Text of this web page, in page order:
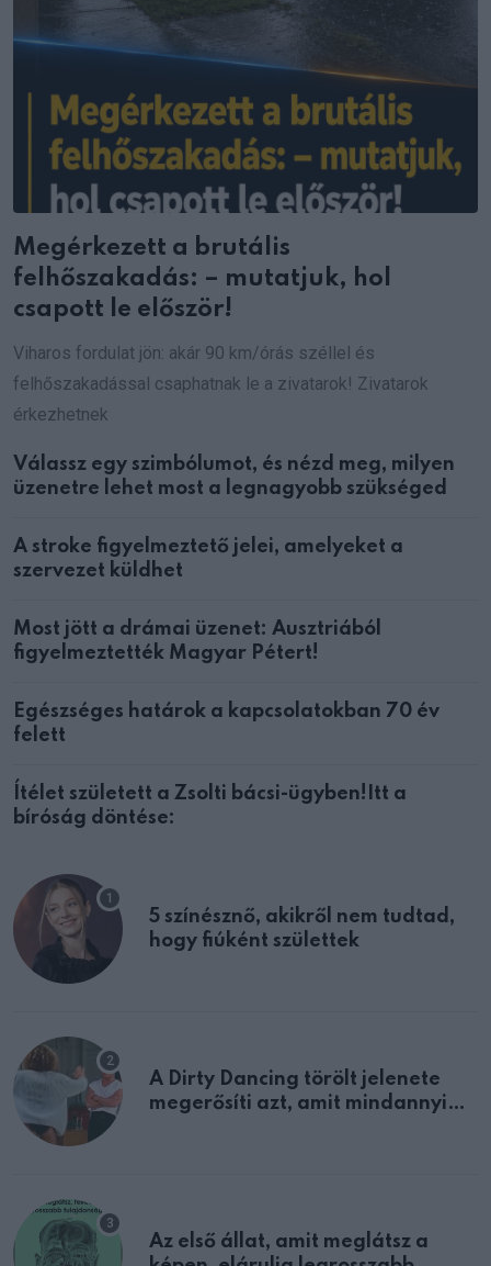
Megérkezett a brutális
felhőszakadás: – mutatjuk, hol
csapott le először!
Viharos fordulat jön: akár 90 km/órás széllel és
felhőszakadással csaphatnak le a zivatarok! Zivatarok
érkezhetnek
Válassz egy szimbólumot, és nézd meg, milyen
üzenetre lehet most a legnagyobb szükséged
A stroke figyelmeztető jelei, amelyeket a
szervezet küldhet
Most jött a drámai üzenet: Ausztriából
figyelmeztették Magyar Pétert!
Egészséges határok a kapcsolatokban 70 év
felett
Ítélet született a Zsolti bácsi-ügyben!Itt a
bíróság döntése:
5 színésznő, akikről nem tudtad,
hogy fiúként születtek
A Dirty Dancing törölt jelenete
megerősíti azt, amit mindannyian
Az első állat, amit meglátsz a